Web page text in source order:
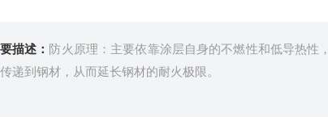
描述： 防火原理：主要依靠涂层自身的不燃性和低导热性
递到钢材，从而延长钢材的耐火极限。